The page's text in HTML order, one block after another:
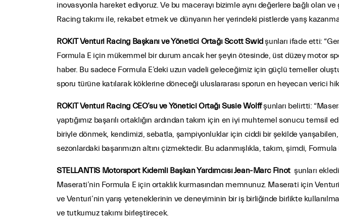
inovasyonla hareket ediyoruz. Ve bu macerayı bizimle aynı değerlere bağlı olan
Racing takımı ile, rekabet etmek ve dünyanın her yerindeki pistlerde yarış
ROKiT Venturi Racing Başkanı ve Yönetici Ortağı Scott Swidşunları ifade etti:
Formula E için mükemmel bir durum ancak her şeyin ötesinde, üst düzey motor
haber. Bu sadece Formula E’deki uzun vadeli geleceğimiz için güçlü temeller
sporu türüne katılarak köklerine döneceği uluslararası sporun en heyecan verici
ROKiT Venturi Racing CEO’su ve Yönetici Ortağı Susie Wolffşunları belirtti:
yaptığımız başarılı ortaklığın ardından takım için en iyi muhtemel sonucu temsil
biriyle dönmek, kendimizi, sebatla, şampiyonluklar için ciddi bir şekilde yarışabilen,
sezonlardaki başarımızın altını çizmektedir. Bu adanmışlıkla, takım, şimdi,
STELLANTIS Motorsport Kıdemli Başkan Yardımcısı Jean-Marc Finot şunları
Maserati’nin Formula E için ortaklık kurmasından memnunuz. Maserati için
ve Venturi’nin yarış yeteneklerinin ve deneyiminin bir iş birliğinde birlikte
ve tutkumuz takımı birleştirecek.